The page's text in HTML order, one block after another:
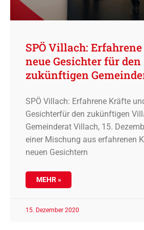
SPÖ Villach:
neue Gesichter für den
zukünftigen
SPÖ Villach: Erfahrene Kräfte
Gesichterfür den zukünftigen
Gemeinderat Villach, 15.
einer Mischung aus erfahrenen
neuen Gesichtern
MEHR »
15. Dezember 2020